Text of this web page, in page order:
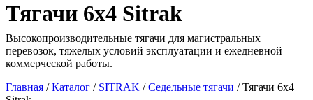
Тягачи 6х4 Sitrak
Высокопроизводительные тягачи для магистральных
перевозок, тяжелых условий эксплуатации и ежедневной
коммерческой работы.
Главная / Каталог / SITRAK / Седельные тягачи / Тягачи 6х4